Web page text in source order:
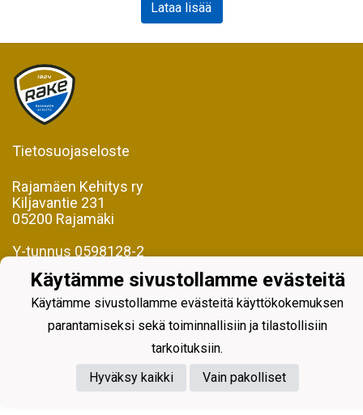
Lataa lisää
Tietosuojaseloste
Rajamäen Kehitys ry
Kiljavantie 231
05200 Rajamäki
Y-tunnus 0598128-2
Käytämme sivustollamme evästeitä
Käytämme sivustollamme evästeitä käyttökokemuksen
parantamiseksi sekä toiminnallisiin ja tilastollisiin
tarkoituksiin.
Hyväksy kaikki
Vain pakolliset